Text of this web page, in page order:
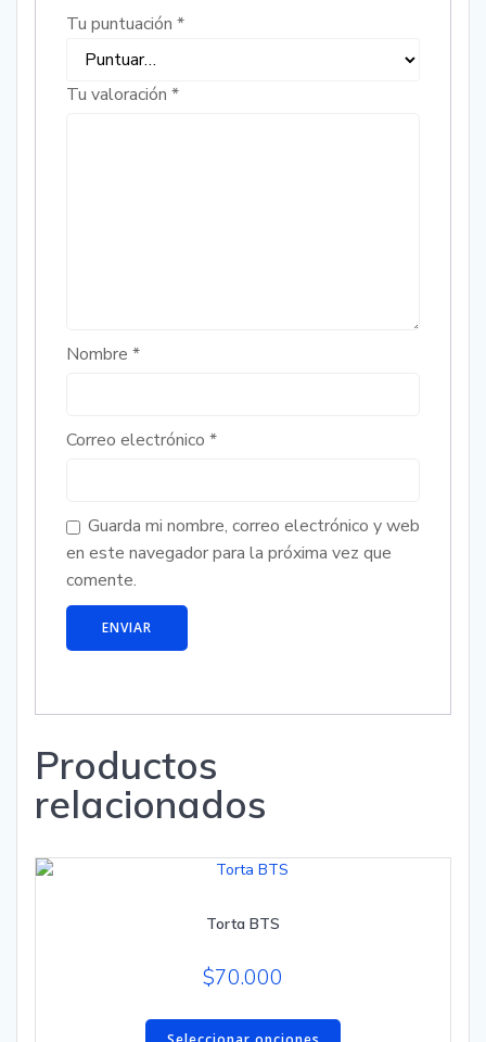
Tu puntuación *
Tu valoración *
Nombre *
Correo electrónico *
Guarda mi nombre, correo electrónico y web
en este navegador para la próxima vez que
comente.
Productos
relacionados
Torta BTS
$70.000
Este